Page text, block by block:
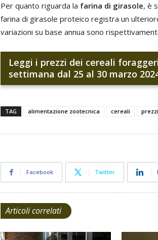
Per quanto riguarda la farina di girasole, è
farina di girasole proteico registra un
variazioni su base annua sono
Leggi i prezzi dei cereali
settimana dal 25 al 30 marzo
TAG alimentazione zootecnica cereali prezzi
Facebook Twitter
Articoli correlati